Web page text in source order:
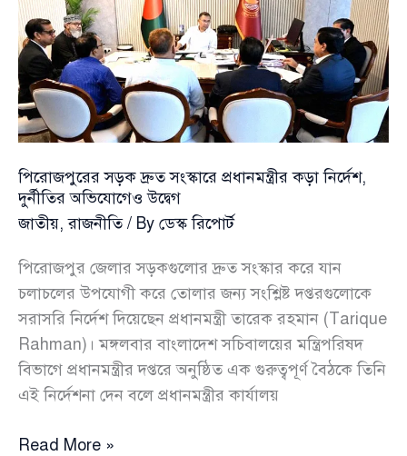
না:
কঠোর
হুঁশিয়ারি
প্রতিমন্ত্রী
শাহে
আলমের
পিরোজপুরের সড়ক দ্রুত সংস্কারে প্রধানমন্ত্রীর কড়া নির্দেশ,
দুর্নীতির অভিযোগেও উদ্বেগ
জাতীয়,রাজনীতি/ By ডেস্ক রিপোর্ট
পিরোজপুর জেলার সড়কগুলোর দ্রুত সংস্কার করে যান
চলাচলের উপযোগী করে তোলার জন্য সংশ্লিষ্ট দপ্তরগুলোকে
সরাসরি নির্দেশ দিয়েছেন প্রধানমন্ত্রী তারেক রহমান (Tarique
Rahman)। মঙ্গলবার বাংলাদেশ সচিবালয়ের মন্ত্রিপরিষদ
বিভাগে প্রধানমন্ত্রীর দপ্তরে অনুষ্ঠিত এক গুরুত্বপূর্ণ বৈঠকে তিনি
এই নির্দেশনা দেন বলে প্রধানমন্ত্রীর কার্যালয়
পিরোজপুরের
Read More »